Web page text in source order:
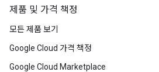
제품 및 가격 책정
모든 제품 보기
Google Cloud 가격 책정
Google Cloud Marketplace